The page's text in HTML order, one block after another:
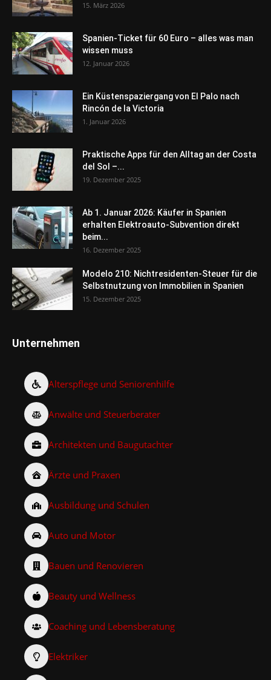
15. März 2026
Spanien-Ticket für 60 Euro – alles was man
wissen muss
12. Januar 2026
Ein Küstenspaziergang von El Palo nach
Rincón de la Victoria
1. Januar 2026
Praktische Apps für den Alltag an der Costa
del Sol –...
19. Dezember 2025
Ab 1. Januar 2026: Käufer in Spanien
erhalten Elektroauto-Subvention direkt
beim...
16. Dezember 2025
Modelo 210: Nichtresidenten-Steuer für die
Selbstnutzung von Immobilien in Spanien
15. Dezember 2025
Unternehmen
Alterspflege und Seniorenhilfe
Anwälte und Steuerberater
Architekten und Baugutachter
Ärzte und Praxen
Ausbildung und Schulen
Auto und Motor
Bauen und Renovieren
Beauty und Wellness
Coaching und Lebensberatung
Elektriker